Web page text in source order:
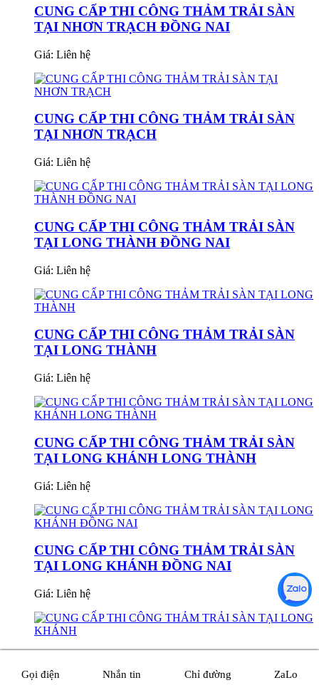
CUNG CẤP THI CÔNG THẢM TRẢI SÀN
TẠI NHƠN TRẠCH ĐỒNG NAI
Giá: Liên hệ
CUNG CẤP THI CÔNG THẢM TRẢI SÀN
TẠI NHƠN TRẠCH
Giá: Liên hệ
CUNG CẤP THI CÔNG THẢM TRẢI SÀN
TẠI LONG THÀNH ĐỒNG NAI
Giá: Liên hệ
CUNG CẤP THI CÔNG THẢM TRẢI SÀN
TẠI LONG THÀNH
Giá: Liên hệ
CUNG CẤP THI CÔNG THẢM TRẢI SÀN
TẠI LONG KHÁNH LONG THÀNH
Giá: Liên hệ
CUNG CẤP THI CÔNG THẢM TRẢI SÀN
TẠI LONG KHÁNH ĐỒNG NAI
Giá: Liên hệ
TẠI LONG KHÁNH
Gọi điện Nhắn tin Chỉ đường ZaLo